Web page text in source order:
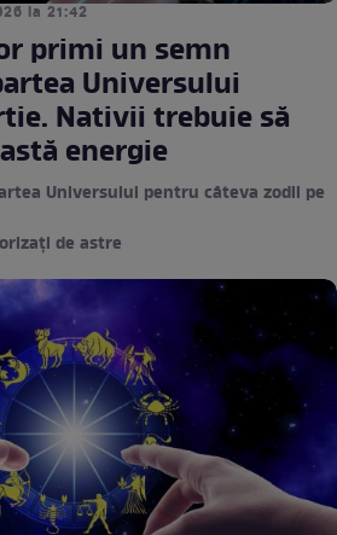
la 21:42
primi un semn
Universului
Nativii trebuie să
energie
Universului pentru câteva zodii pe
de astre